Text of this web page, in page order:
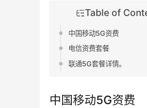
Table of
中国移动5G资费
电信资费套餐
联通5G套餐详情。
中国移动5G资费